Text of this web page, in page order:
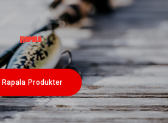
Rapala Produkter